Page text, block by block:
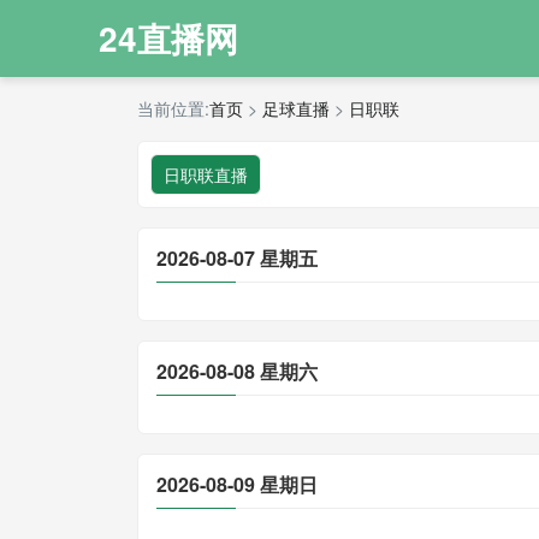
24直播网
当前位置:首页 > 足球直播 > 日职联
日职联直播
2026-08-07 星期五
2026-08-08 星期六
2026-08-09 星期日